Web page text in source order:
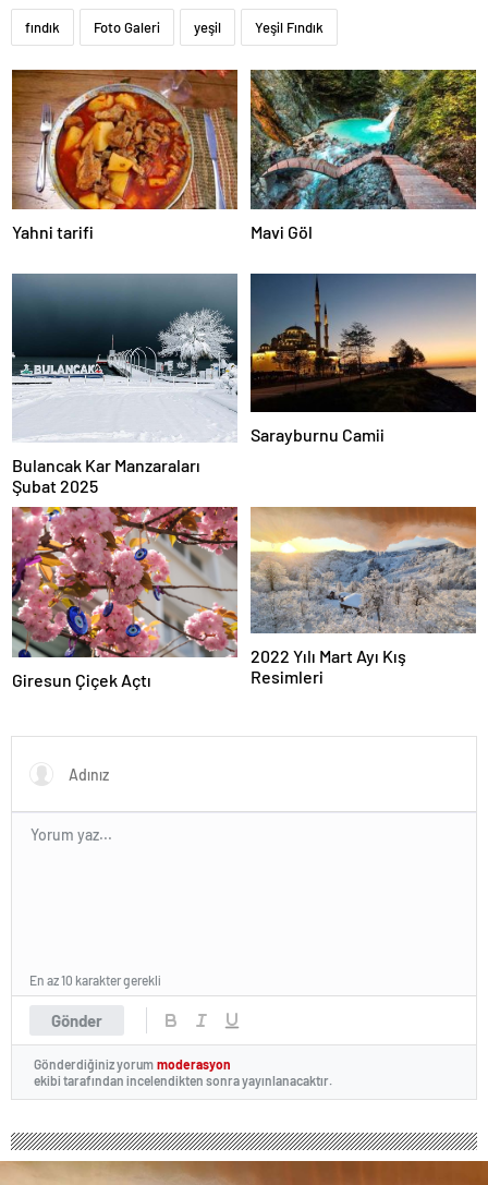
fındık Foto Galeri yeşil Yeşil Fındık
Yahni tarifi Mavi Göl
Bulancak Kar Manzaraları
Şubat 2025
Sarayburnu Camii
Giresun Çiçek Açtı
2022 Yılı Mart Ayı Kış
Resimleri
Gönder
En az 10 karakter gerekli
Gönderdiğiniz yorum moderasyon
ekibi tarafından incelendikten sonra yayınlanacaktır.